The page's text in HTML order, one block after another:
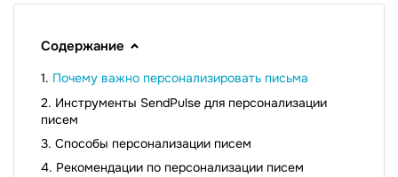
Содержание
Почему важно персонализировать письма
Инструменты SendPulse для персонализации
писем
Способы персонализации писем
Рекомендации по персонализации писем